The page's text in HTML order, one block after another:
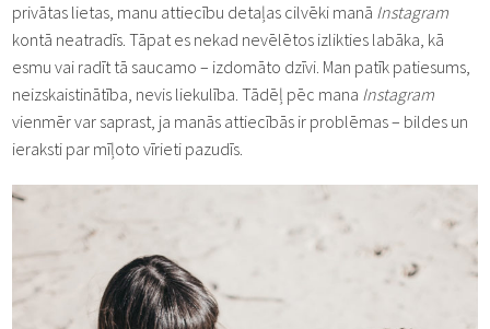
privātas lietas, manu attiecību detaļas cilvēki manā Instagram
kontā neatradīs. Tāpat es nekad nevēlētos izlikties labāka, kā
esmu vai radīt tā saucamo – izdomāto dzīvi. Man patīk patiesums,
neizskaistinātība, nevis liekulība. Tādēļ pēc mana Instagram
vienmēr var saprast, ja manās attiecībās ir problēmas – bildes un
ieraksti par mīļoto vīrieti pazudīs.